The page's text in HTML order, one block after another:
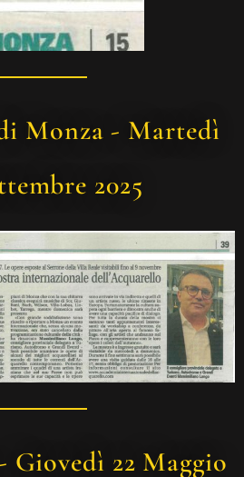
Monza - Martedì
2025
22 Maggio